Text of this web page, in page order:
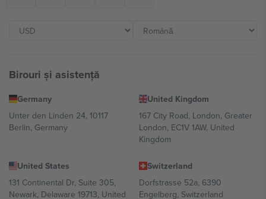
Birouri și asistență
Germany
Unter den Linden 24, 10117
Berlin, Germany
United Kingdom
167 City Road, London, Greater
London, EC1V 1AW, United
Kingdom
United States
131 Continental Dr, Suite 305,
Newark, Delaware 19713, United
Switzerland
Dorfstrasse 52a, 6390
Engelberg, Switzerland